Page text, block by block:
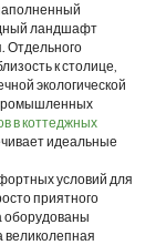
ландшафт
Отдельного
к столице,
экологической
в коттеджных
идеальные
условий для
приятного
оборудованы
великолепная